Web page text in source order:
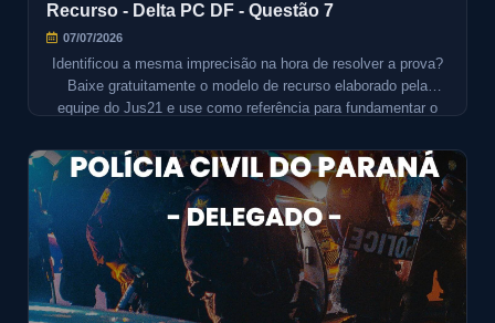
Recurso - Delta PC DF - Questão 7
07/07/2026
Identificou a mesma imprecisão na hora de resolver a prova?
Baixe gratuitamente o modelo de recurso elaborado pela
equipe do Jus21 e use como referência para fundamentar o